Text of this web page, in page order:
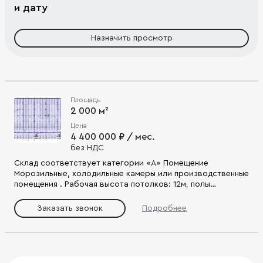
и дату
Назначить просмотр
Площадь
2 000 м²
Цена
4 400 000 ₽ / мес.
без НДС
Склад соответствует категории «А» Помещение
Морозильные, холодильные камеры или производственные
помещения . Рабочая высота потолков: 12м, полы
Близость к черте города Развитая инфраструктура, все
виды коммуникаций Без ограничения по видам
Заказать звонок Подробнее